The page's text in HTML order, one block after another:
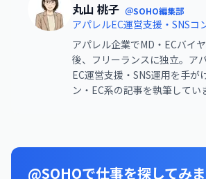
丸山 桃子 ＠SOHO編集部
アパレルEC運営支援・SNSコ
アパレル企業でMD・ECバイ
後、フリーランスに独立。ア
EC運営支援・SNS運用を手が
ン・EC系の記事を執筆してい
@SOHOで仕事を探してみ